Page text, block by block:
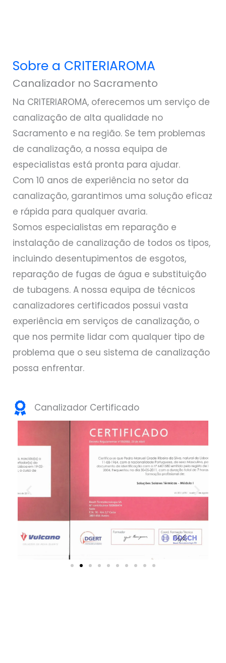
Sobre a CRITERIAROMA
Canalizador no Sacramento
Na CRITERIAROMA, oferecemos um serviço de
canalização de alta qualidade no
Sacramento e na região. Se tem problemas
de canalização, a nossa equipa de
especialistas está pronta para ajudar.
Com 10 anos de experiência no setor da
canalização, garantimos uma solução eficaz
e rápida para qualquer avaria.
Somos especialistas em reparação e
instalação de canalização de todos os tipos,
incluindo desentupimentos de esgotos,
reparação de fugas de água e substituição
de tubagens. A nossa equipa de técnicos
canalizadores certificados possui vasta
experiência em serviços de canalização, o
que nos permite lidar com qualquer tipo de
problema que o seu sistema de canalização
possa enfrentar.
Canalizador Certificado